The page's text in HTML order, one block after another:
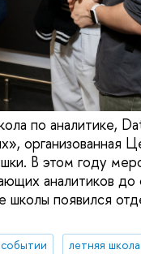
по аналитике,
организованная
В этом году
аналитиков до
появился
летняя школа